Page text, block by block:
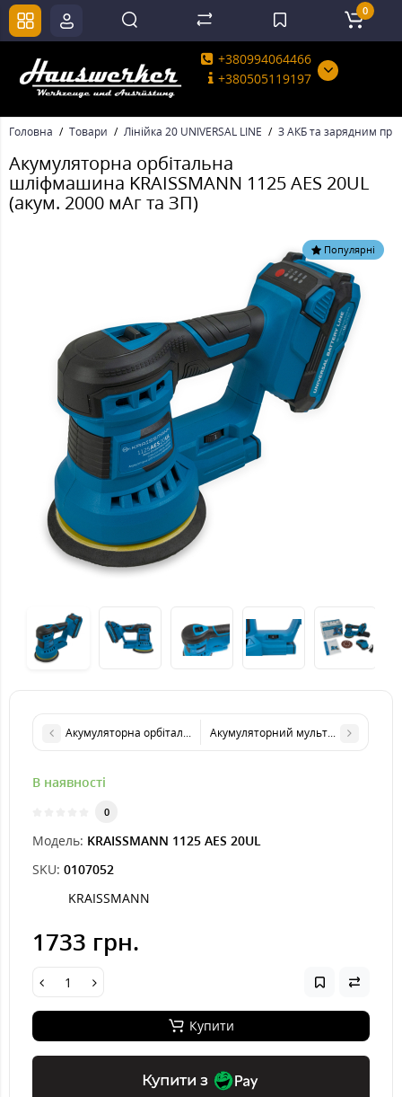
+380994064466
+380505119197
0
Головна Товари Лінійка 20 UNIVERSAL LINE З АКБ та зарядним
Акумуляторна орбітальна
шліфмашина KRAISSMANN 1125 AES 20UL
(акум. 2000 мАг та ЗП)
Популярні
Акумуляторна орбітальна шліфмашина KRAISSMANN 1125
Акумуляторний мультиінструмент
В наявності
0
Модель: KRAISSMANN 1125 AES 20UL
SKU: 0107052
KRAISSMANN
1733 грн.
Купити
Купити з